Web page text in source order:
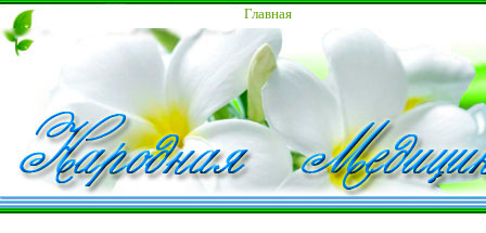
Главная